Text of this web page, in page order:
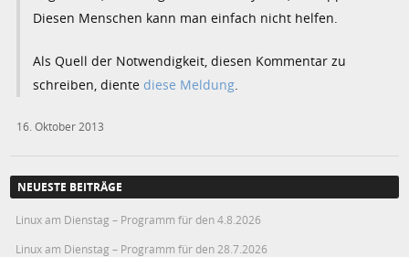
Diesen Menschen kann man einfach nicht helfen.
Als Quell der Notwendigkeit, diesen Kommentar zu
schreiben, diente diese Meldung.
16. Oktober 2013
NEUESTE BEITRÄGE
Linux am Dienstag – Programm für den 4.8.2026
Linux am Dienstag – Programm für den 28.7.2026